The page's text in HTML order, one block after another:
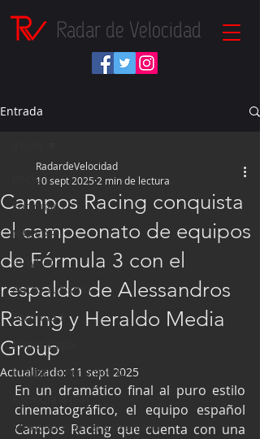
Radar de Velocidad
Entrada
Inicio
Fórmula 1
NASCAR
IndyCar
Autos Turismo
Fórmula E
Súper Copa
Industria Automotriz
Fórmula 4 (F4)
Mexicanos en el extranjero
Campos Racing conquista
el campeonato de equipos
de Fórmula 3 con el
respaldo de Alessandros
Racing y Heraldo Media
Group
RadardeVelocidad
10 sept 2025 2 min de lectura
Actualizado: 11 sept 2025
En un dramático final al puro estilo
cinematográfico, el equipo español
Campos Racing que cuenta con una